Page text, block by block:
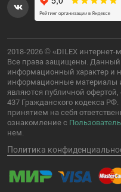
2018-2026 © «DILEX интернет-
Все права защищены. Данный
информационный характер и
информационные материалы
являются публичной
437 Гражданского кодекса
принятием на себя
ознакомление с
нем.
Политика